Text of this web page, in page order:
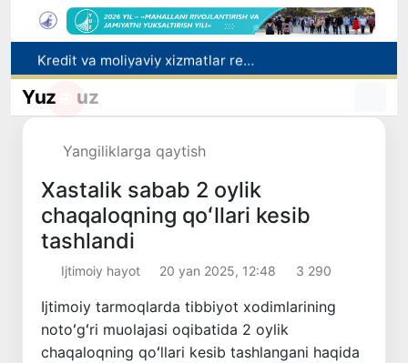
FOTON va MKBANK strategik hamkorlik va bo‘lib to‘lash shartlari!
Yuz uz
Yangiliklarga qaytish
Xastalik sabab 2 oylik
chaqaloqning qoʻllari kesib
tashlandi
Ijtimoiy hayot 20 yan 2025, 12:48 3 290
Ijtimoiy tarmoqlarda tibbiyot xodimlarining
notoʻgʻri muolajasi oqibatida 2 oylik
chaqaloqning qoʻllari kesib tashlangani haqida